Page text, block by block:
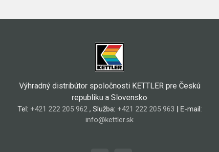
Výhradný distribútor spoločnosti KETTLER pre Českú
republiku a Slovensko
Tel: +421 222 205 962, Služba: +421 222 205 963 | E-mail:
info@kettler.sk